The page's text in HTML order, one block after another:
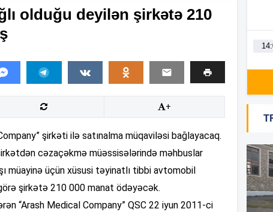
olduğu deyilən şirkətə 210
+
şirkəti ilə satınalma müqaviləsi bağlayacaq.
cəzaçəkmə müəssisələrində məhbuslar
müayinə üçün xüsusi təyinatlı tibbi avtomobil
görə şirkətə 210 000 manat ödəyəcək.
“Arash Medical Company” QSC 22 iyun 2011-ci